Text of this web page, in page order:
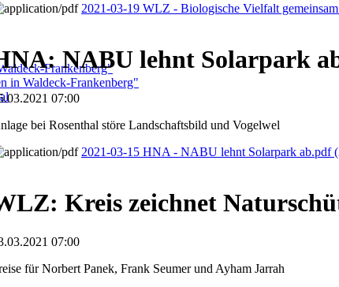
Frankenberg"
in Waldeck-Frankenberg"
2021-03-19 WLZ - Biologische Vielfalt
NABU lehnt Solarpark
07:00
bei Rosenthal störe Landschaftsbild und Vogelwel
2021-03-15 HNA - NABU lehnt Solarpark ab.pdf
Kreis zeichnet
07:00
für Norbert Panek, Frank Seumer und Ayham Jarrah